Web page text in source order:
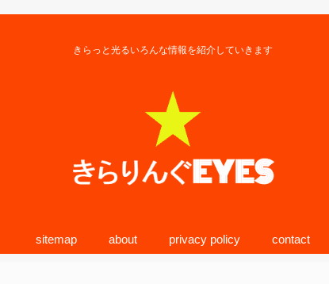
きらっと光るいろんな情報を紹介していきます
sitemap about privacy policy contact